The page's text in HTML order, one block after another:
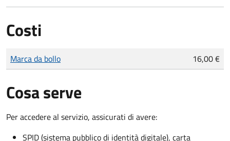
Costi
Tipo di pagamento
Importo
Marca da bollo 16,00 €
Cosa serve
Per accedere al servizio, assicurati di avere:
SPID (sistema pubblico di identità digitale), carta